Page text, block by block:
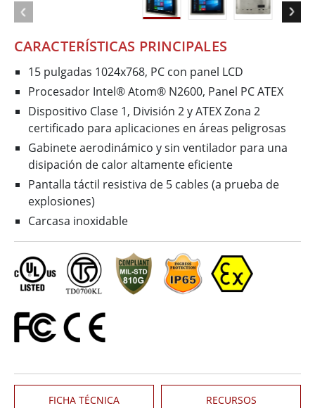
CARACTERÍSTICAS PRINCIPALES
15 pulgadas 1024x768, PC con panel LCD
Procesador Intel® Atom® N2600, Panel PC ATEX
Dispositivo Clase 1, División 2 y ATEX Zona 2
certificado para aplicaciones en áreas peligrosas
Gabinete aerodinámico y sin ventilador para una
disipación de calor altamente eficiente
Pantalla táctil resistiva de 5 cables (a prueba de
explosiones)
Carcasa inoxidable
FICHA TÉCNICA RECURSOS